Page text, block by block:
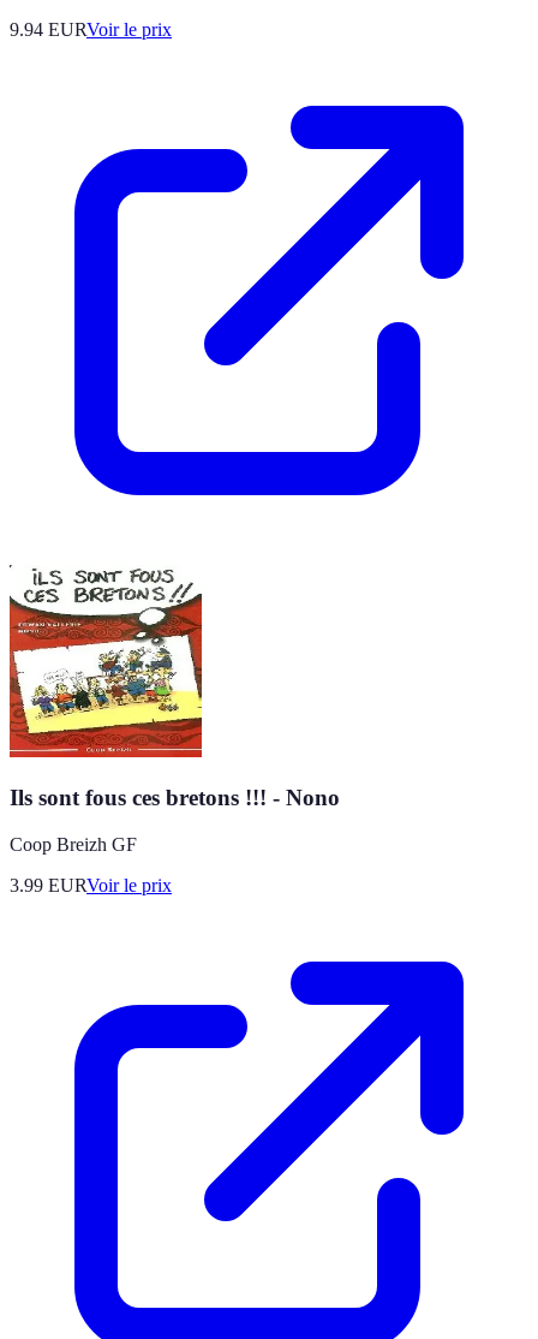
9.94 EURVoir le prix
Ils sont fous ces bretons !!! - Nono
Coop Breizh GF
3.99 EURVoir le prix